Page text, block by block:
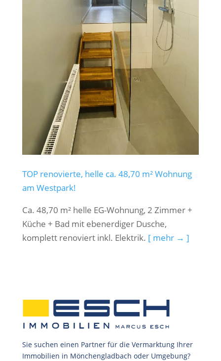
TOP renovierte, helle ca. 48,70 m² Wohnung
am Westpark!
Ca. 48,70 m² helle EG-Wohnung, 2 Zimmer +
Küche + Bad mit ebenerdiger Dusche,
komplett renoviert inkl. Elektrik. [ mehr → ]
Sie suchen einen Partner für die Vermarktung Ihrer
Immobilien in Mönchengladbach oder Umgebung?